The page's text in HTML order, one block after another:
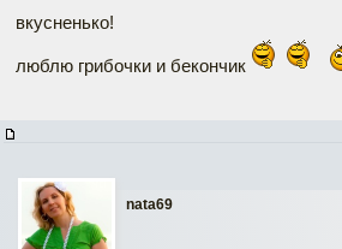
вкусненько!
люблю грибочки и бекончик
nata69